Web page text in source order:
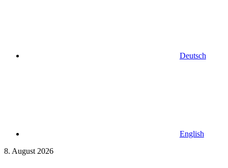
Deutsch
English
8. August 2026